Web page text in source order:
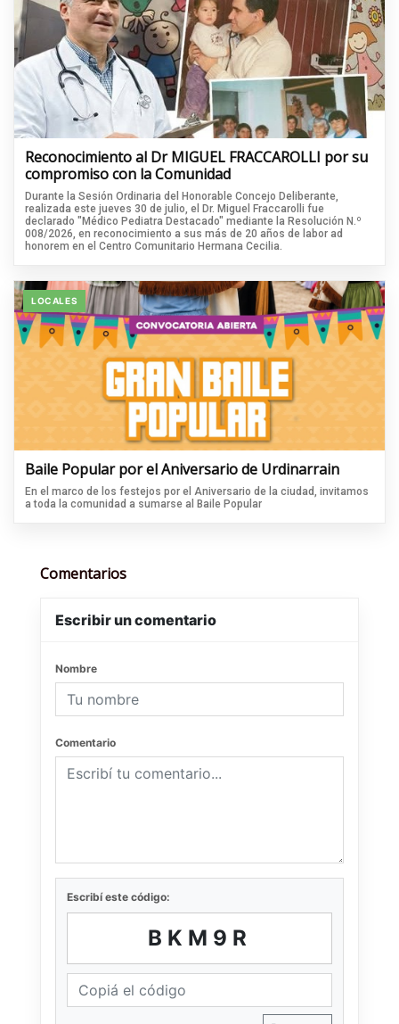
Reconocimiento al Dr MIGUEL FRACCAROLLI por su
compromiso con la Comunidad
Durante la Sesión Ordinaria del Honorable Concejo Deliberante,
realizada este jueves 30 de julio, el Dr. Miguel Fraccarolli fue
declarado "Médico Pediatra Destacado" mediante la Resolución N.º
008/2026, en reconocimiento a sus más de 20 años de labor ad
honorem en el Centro Comunitario Hermana Cecilia.
LOCALES
Baile Popular por el Aniversario de Urdinarrain
En el marco de los festejos por el Aniversario de la ciudad, invitamos
a toda la comunidad a sumarse al Baile Popular
Comentarios
Escribir un comentario
Nombre
Comentario
Escribí este código:
BKM9R